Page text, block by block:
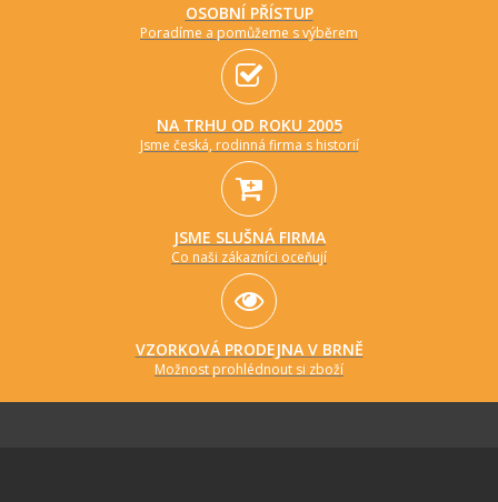
OSOBNÍ PŘÍSTUP
Poradíme a pomůžeme s výběrem
NA TRHU OD ROKU 2005
Jsme česká, rodinná firma s historií
JSME SLUŠNÁ FIRMA
Co naši zákazníci oceňují
VZORKOVÁ PRODEJNA V BRNĚ
Možnost prohlédnout si zboží